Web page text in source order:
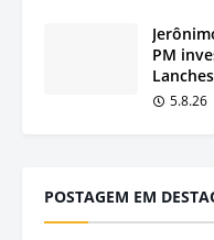
PM
Lanches
5.8.26
POSTAGEM EM